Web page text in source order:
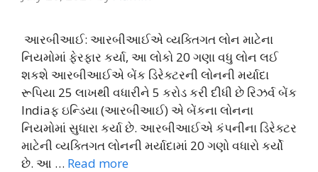
આરબીઆઈ: આરબીઆઈએ વ્યક્તિગત લોન માટેના
નિયમોમાં ફેરફાર કર્યા, આ લોકો 20 ગણા વધુ લોન લઈ
શકશે આરબીઆઈએ બેંક ડિરેક્ટરની લોનની મર્યાદા
રૂપિયા 25 લાખથી વધારીને 5 કરોડ કરી દીધી છે રિઝર્વ બેંક
Indiaફ ઇન્ડિયા (આરબીઆઈ) એ બેંકના લોનના
નિયમોમાં સુધારા કર્યા છે. આરબીઆઈએ કંપનીના ડિરેક્ટર
માટેની વ્યક્તિગત લોનની મર્યાદામાં 20 ગણો વધારો કર્યો
છે. આ … Read more